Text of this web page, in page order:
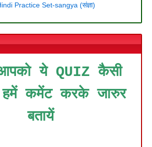
Practice Set-sangya (संज्ञा)
आपको ये QUIZ कैसी
कमेंट करके जारुर
बतायें